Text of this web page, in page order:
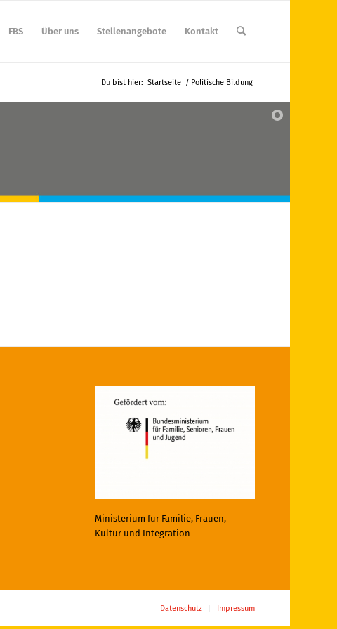
FBS Über uns Stellenangebote Kontakt
Du bist hier: Startseite / Politische Bildung
Ministerium für Familie, Frauen,
Kultur und Integration
Datenschutz Impressum